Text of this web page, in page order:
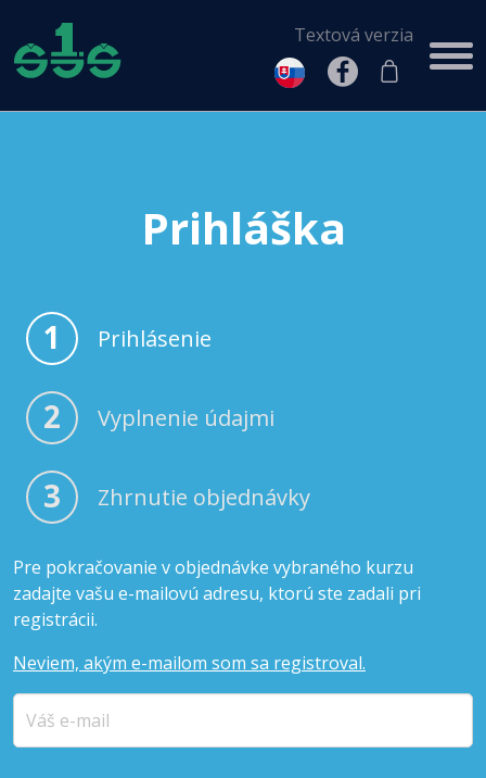
Textová verzia
Prihláška
1 Prihlásenie
2 Vyplnenie údajmi
3 Zhrnutie objednávky
Pre pokračovanie v objednávke vybraného kurzu
zadajte vašu e-mailovú adresu, ktorú ste zadali pri
registrácii.
Neviem, akým e-mailom som sa registroval.